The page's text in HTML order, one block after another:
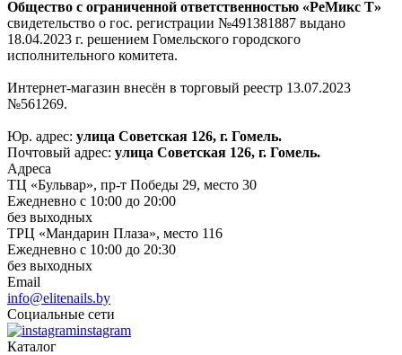
Общество с ограниченной ответственностью «РеМикс Т»
свидетельство о гос. регистрации №491381887 выдано
18.04.2023 г. решением Гомельского городского
исполнительного комитета.
Интернет-магазин внесён в торговый реестр 13.07.2023
№561269.
Юр. адрес: улица Советская 126, г. Гомель.
Почтовый адрес: улица Советская 126, г. Гомель.
Адреса
ТЦ «Бульвар», пр-т Победы 29, место 30
Ежедневно с 10:00 до 20:00
без выходных
ТРЦ «Мандарин Плаза», место 116
Ежедневно с 10:00 до 20:30
без выходных
Email
info@elitenails.by
Социальные сети
instagram
Каталог